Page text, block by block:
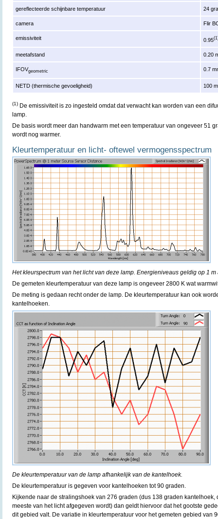
gereflecteerde schijnbare temperatuur 24
camera Flir
emissiviteit 0.95
meetafstand 0.20
IFOVgeometric 0.7
NETD (thermische gevoeligheid) 100
(1) De emissiviteit is zo ingesteld omdat dat verwacht kan worden van een
lamp.
De basis wordt meer dan handwarm met een temperatuur van ongeveer 51
wordt nog warmer.
Kleurtemperatuur en licht- oftewel vermogensspectrum
Het kleurspectrum van het licht van deze lamp. Energieniveaus geldig op 1 m
De gemeten kleurtemperatuur van deze lamp is ongeveer 2800 K wat
De meting is gedaan recht onder de lamp. De kleurtemperatuur kan ook
kantelhoeken.
De kleurtemperatuur van de lamp afhankelijk van de kantelhoek.
De kleurtemperatuur is gegeven voor kantelhoeken tot 90 graden.
Kijkende naar de stralingshoek van 276 graden (dus 138 graden kantelhoek,
meeste van het licht afgegeven wordt) dan geldt hiervoor dat het gootste
dit gebied valt. De variatie in kleurtemperatuur voor het gemeten gebied van